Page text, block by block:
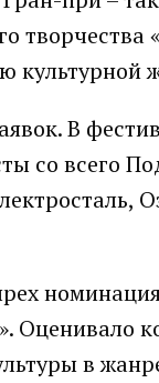
В
со всего
Оценивало
в